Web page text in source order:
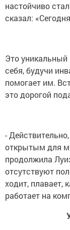
настойчиво
сказал:
Это уникальный
себя, будучи
помогает им.
это дорогой
-
открытым для
продолжила
отсутствуют
ходит, плавает,
работает на